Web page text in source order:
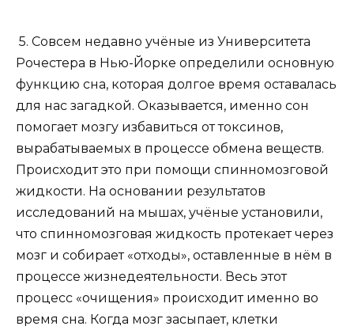
5. Совсем недавно учёные из Университета
Рочестера в Нью-Йорке определили основную
функцию сна, которая долгое время оставалась
для нас загадкой. Оказывается, именно сон
помогает мозгу избавиться от токсинов,
вырабатываемых в процессе обмена веществ.
Происходит это при помощи спинномозговой
жидкости. На основании результатов
исследований на мышах, учёные установили,
что спинномозговая жидкость протекает через
мозг и собирает «отходы», оставленные в нём в
процессе жизнедеятельности. Весь этот
процесс «очищения» происходит именно во
время сна. Когда мозг засыпает, клетки